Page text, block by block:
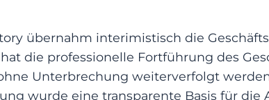
übernahm interimistisch die
die professionelle Fortführung des
Unterbrechung weiterverfolgt
wurde eine transparente Basis für die